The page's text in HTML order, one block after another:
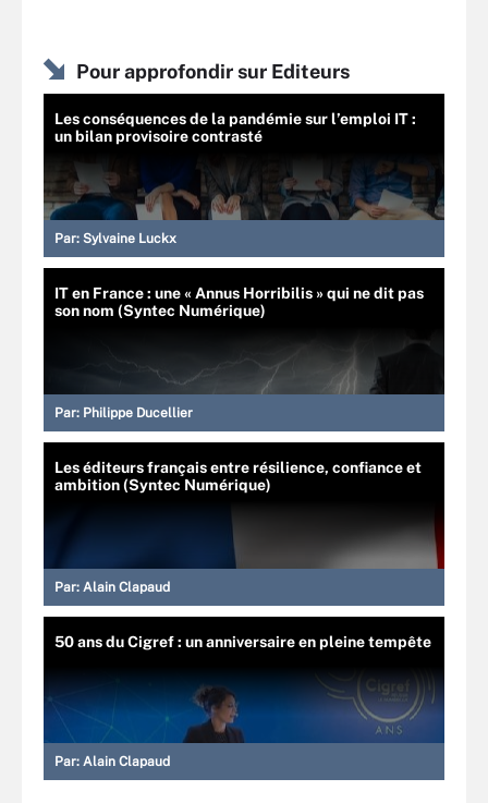
Pour approfondir sur Editeurs
Les conséquences de la pandémie sur l’emploi IT :
un bilan provisoire contrasté
Par: Sylvaine Luckx
IT en France : une « Annus Horribilis » qui ne dit pas
son nom (Syntec Numérique)
Par: Philippe Ducellier
Les éditeurs français entre résilience, confiance et
ambition (Syntec Numérique)
Par: Alain Clapaud
50 ans du Cigref : un anniversaire en pleine tempête
Par: Alain Clapaud